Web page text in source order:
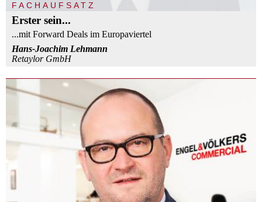
FACHAUFSATZ
Erster sein...
...mit Forward Deals im Europaviertel
Hans-Joachim Lehmann
Retaylor GmbH